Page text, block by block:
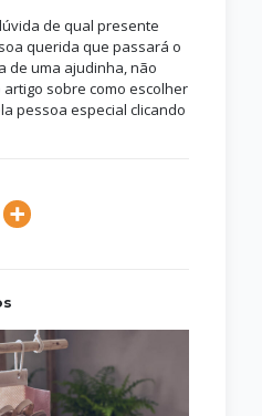
de qual presente
querida que passará o
de uma ajudinha, não
sobre como escolher
pessoa especial clicando